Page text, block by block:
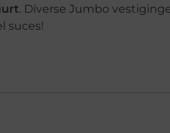
. Diverse Jumbo
suces!